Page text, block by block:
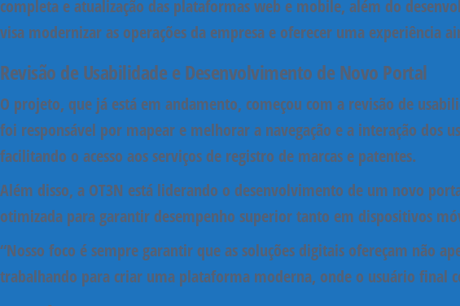
completa e atualização das plataformas web e mobile, além do
visa modernizar as operações da empresa e oferecer uma experiência
Revisão de Usabilidade e Desenvolvimento de Novo Portal
O projeto, que já está em andamento, começou com a revisão de
foi responsável por mapear e melhorar a navegação e a interação
facilitando o acesso aos serviços de registro de marcas e patentes.
Além disso, a OT3N está liderando o desenvolvimento de um novo
otimizada para garantir desempenho superior tanto em dispositivos
“Nosso foco é sempre garantir que as soluções digitais ofereçam não
trabalhando para criar uma plataforma moderna, onde o usuário final